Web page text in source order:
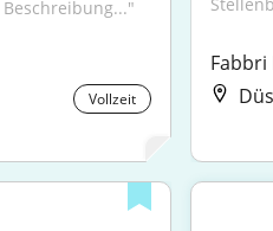
Vollzeit